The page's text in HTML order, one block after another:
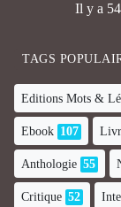
Il y a
TAGS
Editions Mots &
Ebook 107
Anthologie 55
Critique 52